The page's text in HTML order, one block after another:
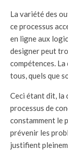
La variété des
ce processus
en ligne aux
designer peut
compétences.
tous, quels que
Ceci étant dit, la
processus de
constamment le
prévenir les
justifient